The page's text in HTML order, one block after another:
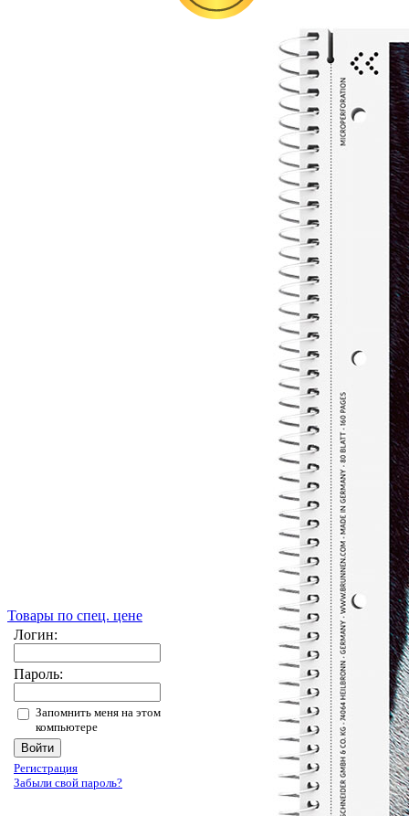
Товары по спец. цене
Логин:
Пароль:
Запомнить меня на этом
компьютере
Регистрация
Забыли свой пароль?